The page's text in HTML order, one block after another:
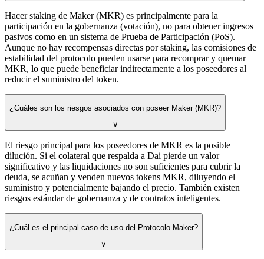
Hacer staking de Maker (MKR) es principalmente para la
participación en la gobernanza (votación), no para obtener ingresos
pasivos como en un sistema de Prueba de Participación (PoS).
Aunque no hay recompensas directas por staking, las comisiones de
estabilidad del protocolo pueden usarse para recomprar y quemar
MKR, lo que puede beneficiar indirectamente a los poseedores al
reducir el suministro del token.
¿Cuáles son los riesgos asociados con poseer Maker (MKR)?
∨
El riesgo principal para los poseedores de MKR es la posible
dilución. Si el colateral que respalda a Dai pierde un valor
significativo y las liquidaciones no son suficientes para cubrir la
deuda, se acuñan y venden nuevos tokens MKR, diluyendo el
suministro y potencialmente bajando el precio. También existen
riesgos estándar de gobernanza y de contratos inteligentes.
¿Cuál es el principal caso de uso del Protocolo Maker?
∨